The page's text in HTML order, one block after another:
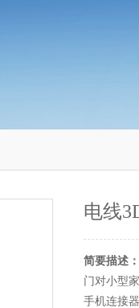
电线
简要描述：
门对小型
手机连接